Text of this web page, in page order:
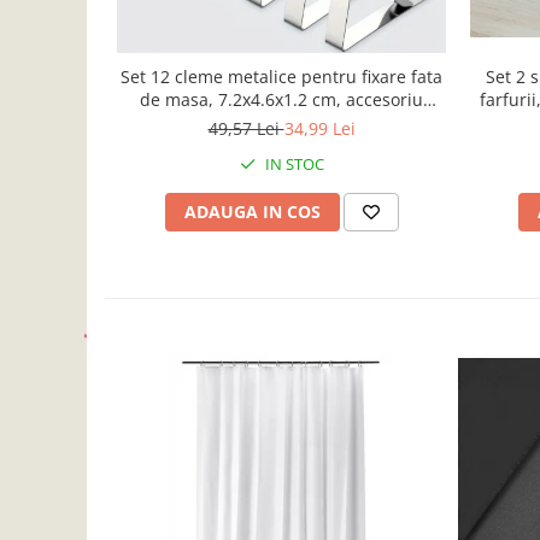
Set 12 cleme metalice pentru fixare fata
de masa, 7.2x4.6x1.2 cm, accesoriu
Horeca, pentru restaurante, cafenele,
49,57 Lei34,99 Lei
IN STOC
ADAUGA IN COS
Set 2
farfurii,